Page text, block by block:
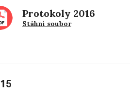
Protokoly 2016
Stáhni soubor